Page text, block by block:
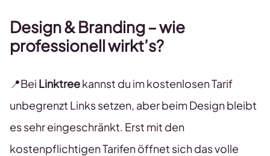
Design & Branding – wie
professionell wirkt’s?
📍Bei Linktreekannst du im kostenlosen Tarif
unbegrenzt Links setzen, aber beim Design bleibt
es sehr eingeschränkt. Erst mit den
kostenpflichtigen Tarifen öffnet sich das volle